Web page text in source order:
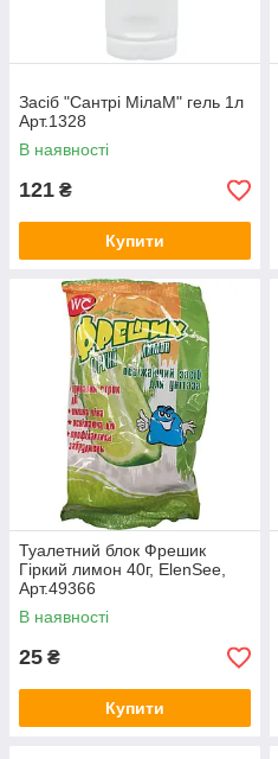
Засіб "Сантрі МілаМ" гель 1л
Арт.1328
В наявності
121 ₴
Купити
Туалетний блок Фрешик
Гіркий лимон 40г, ElenSee,
Арт.49366
В наявності
25 ₴
Купити